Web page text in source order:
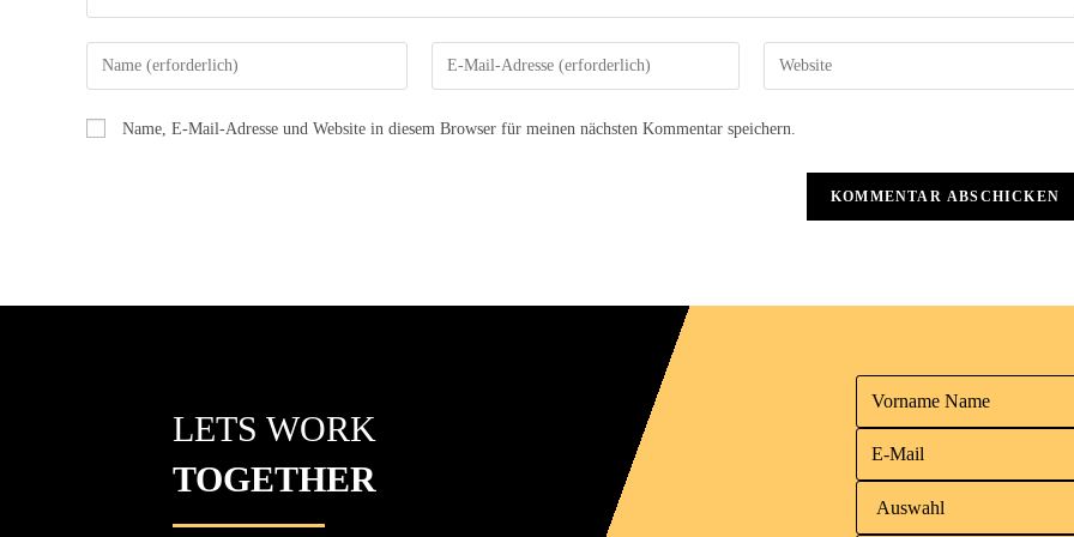
Name, E-Mail-Adresse und Website in diesem Browser für meinen nächsten Kommentar speichern.
LETS WORK
TOGETHER